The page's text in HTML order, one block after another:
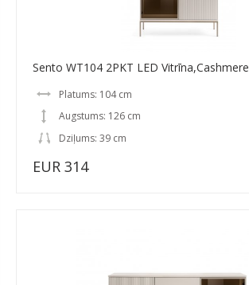
Sento WT104 2PKT LED Vitrīna,Cashmere
Platums: 104 cm
Augstums: 126 cm
Dziļums: 39 cm
EUR 314